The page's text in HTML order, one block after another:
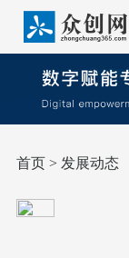
首页> 发展动态